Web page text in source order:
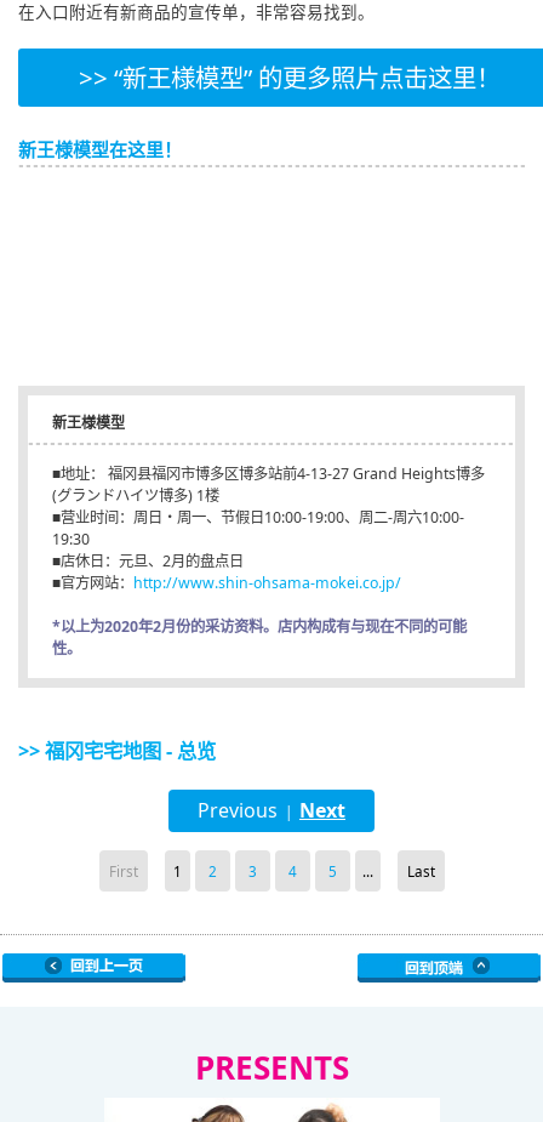
在入口附近有新商品的宣传单，非常容易找到。
>> “新王様模型” 的更多照片点击这里！
新王様模型在这里！
新王様模型
■地址： 福冈县福冈市博多区博多站前4-13-27 Grand Heights博多
(グランドハイツ博多) 1楼
■营业时间：周日・周一、节假日10:00-19:00、周二-周六10:00-
19:30
■店休日：元旦、2月的盘点日
■官方网站： http://www.shin-ohsama-mokei.co.jp/
*以上为2020年2月份的采访资料。店内构成有与现在不同的可能
性。
>> 福冈宅宅地图 - 总览
Previous | Next
First 1 2 3 4 5 ... Last
PRESENTS